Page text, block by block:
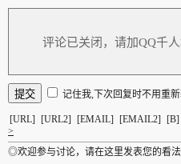
记住我,下次回复时不用重
[URL] [URL2] [EMAIL] [EMAIL2] [B]
>
◎欢迎参与讨论，请在这里发表您的看法